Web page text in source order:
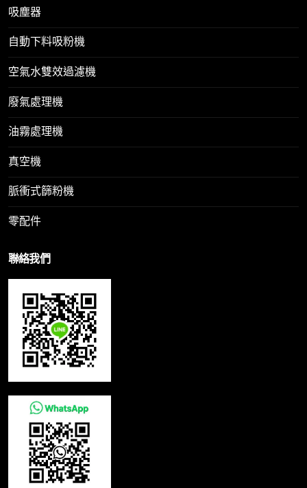
吸塵器
自動下料吸粉機
空氣水雙效過濾機
廢氣處理機
油霧處理機
真空機
脈衝式篩粉機
零配件
聯絡我們